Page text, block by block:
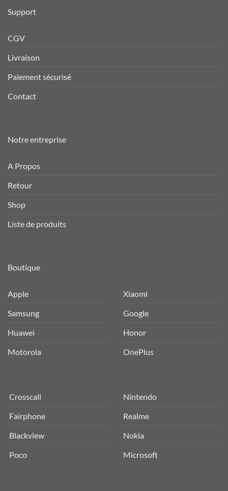
Support
CGV
Livraison
Paiement sécurisé
Contact
Notre entreprise
A Propos
Retour
Shop
Liste de produits
Boutique
Apple
Samsung
Huawei
Motorola
Xiaomi
Google
Honor
OnePlus
Crosscall
Fairphone
Blackview
Poco
Nintendo
Realme
Nokia
Microsoft